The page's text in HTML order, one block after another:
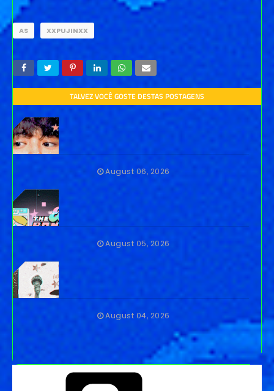
AS XXPUJINXX
TALVEZ VOCÊ GOSTE DESTAS POSTAGENS
August 06, 2026
August 05, 2026
August 04, 2026